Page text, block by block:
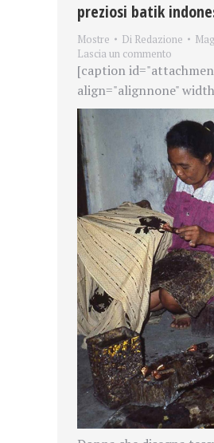
preziosi batik
Mostre Di Redazione
Lascia un commento
[caption
align="alignnone"